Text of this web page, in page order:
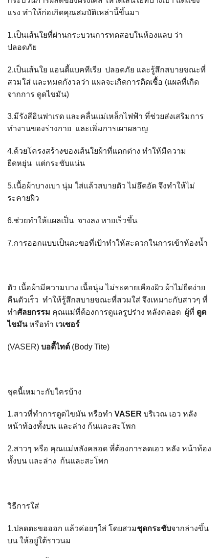
แรง ทำให้ก่อเกิดคุณสมบัติเหล่านี้ขึ้นมา
1.เป็นเส้นใยที่ผ่านกระบวนการทดสอบในห้องแลบ ว่า
ปลอดภัย
2.เป็นเส้นใย แอนตี้แบคทีเรีย ปลอดภัย และรู้สึกสบายขณะที่
สวมใส่ และหมดกังวลว่า แผลจะเกิดการติดเชื้อ (แผลที่เกิด
จากการ ดูดไขมัน)
3.มีรังสีอินฟาเรด และคลื่นแม่เหล็กไฟฟ้า ที่ช่วยส่งเสริมการ
ทำงานของร่างกาย และเพิ่มการเผาผลาญ
4.ด้วยโครงสร้างของเส้นใยผ้าที่แตกต่าง ทำให้มีความ
ยืดหยุ่น แต่กระชับแน่น
5.เนื้อผ้าบางเบา นุ่ม ใส่แล้วสบายตัว ไม่อึดอัด จึงทำให้ไม่
ระคายผิว
6.ช่วยทำให้แผลเป็น จางลง หายเร็วขึ้น
7.การออกแบบเป็นตะขอที่เป้าทำให้สะดวกในการเข้าห้องน้ำ
ตัว เนื้อผ้ามีความบาง เนื้อนุ่ม ไม่ระคายเคืองผิว ผ้าไม่ยืดง่าย
คืนตัวเร็ว ทำให้รู้สึกสบายขณะที่สวมใส่ จึงเหมาะกับสาวๆ ที่
ทำศัลยกรรม คุณแม่ที่ต้องการดูแลรูปร่าง หลังคลอด ผู้ที่ ดูด
ไขมันหรือทำ เวเซอร์
(VASER) บอดี้ไทด์ (Body Tite)
ชุดนี้เหมาะกับใครบ้าง
1.สาวที่ทำการดูดไขมัน หรือทำ VASER บริเวณ เอว หลัง
หน้าท้องทั้งบน และล่าง ก้นและสะโพก
2.สาวๆ หรือ คุณแม่หลังคลอด ที่ต้องการลดเอว หลัง หน้าท้อง
ทั้งบน และล่าง ก้นและสะโพก
วิธีการใส่
1.ปลดตะขอออก แล้วค่อยๆใส่ โดยสวมชุดกระชับจากล่างขึ้น
บน ให้อยู่ใต้ราวนม